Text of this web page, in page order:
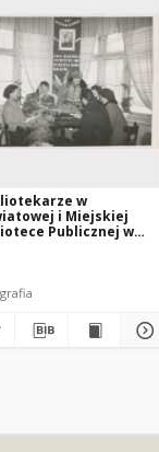
w
i Miejskiej
Publicznej w